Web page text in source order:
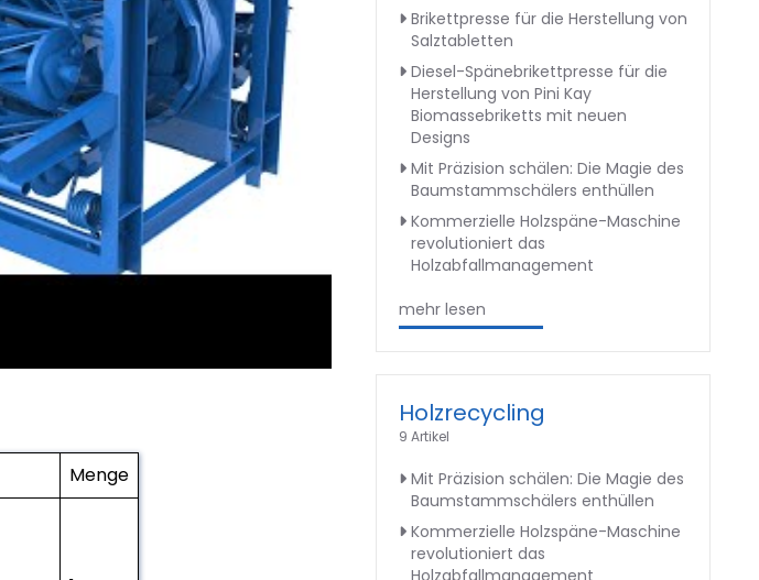
Menge
Brikettpresse für die Herstellung von
Salztabletten
Diesel-Spänebrikettpresse für die
Herstellung von Pini Kay
Biomassebriketts mit neuen
Designs
Mit Präzision schälen: Die Magie des
Baumstammschälers enthüllen
Kommerzielle Holzspäne-Maschine
revolutioniert das
Holzabfallmanagement
mehr lesen
Holzrecycling
9 Artikel
Mit Präzision schälen: Die Magie des
Baumstammschälers enthüllen
Kommerzielle Holzspäne-Maschine
revolutioniert das
Holzabfallmanagement